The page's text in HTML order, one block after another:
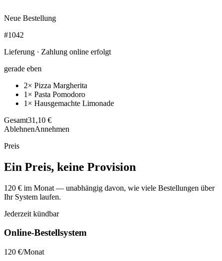
Neue Bestellung
#1042
Lieferung · Zahlung online erfolgt
gerade eben
2× Pizza Margherita
1× Pasta Pomodoro
1× Hausgemachte Limonade
Gesamt31,10 €
AblehnenAnnehmen
Preis
Ein Preis, keine Provision
120 € im Monat — unabhängig davon, wie viele Bestellungen über
Ihr System laufen.
Jederzeit kündbar
Online-Bestellsystem
120 €/Monat